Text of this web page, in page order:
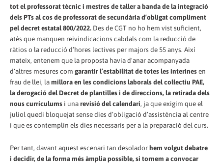
tot el professorat tècnic i mestres de taller a banda de la integració
dels PTs al cos de professorat de secundària d’obligat compliment
pel decret estatal 800/2022. Des de CGT no ho hem vist suficient,
atès que manquen reivindicacions cabdals com la reducció de
ràtios o la reducció d’hores lectives per majors de 55 anys. Així
mateix, entenem que la proposta havia d'anar acompanyada
d’altres mesures com garantir l’estabilitat de totes les interinesen
frau de llei, lamillora en les condicions laborals del col·lectiu PAE,
la derogació del Decret de plantilles i de direccions, la retirada dels
nous currículums i unarevisió del calendari, ja que exigim que el
juliol quedi bloquejat sense dies d’obligació d’assistència al centre
i que es contemplin els dies necessaris per a la preparació del curs.
Per tant, davant aquest escenari tan desoladorhem volgut debatre
i decidir, de la forma més àmplia possible, si tornem a convocar